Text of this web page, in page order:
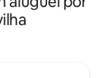
large terrace and
the top floor of a